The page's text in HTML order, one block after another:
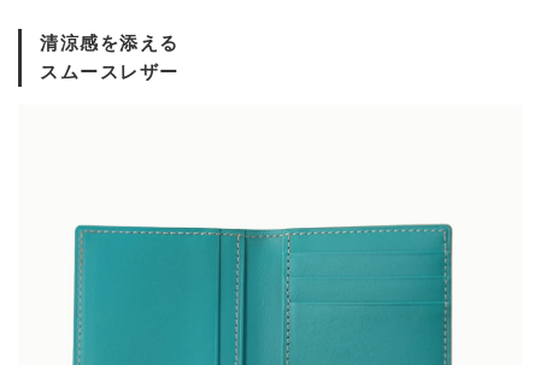
清涼感を添える
スムースレザー